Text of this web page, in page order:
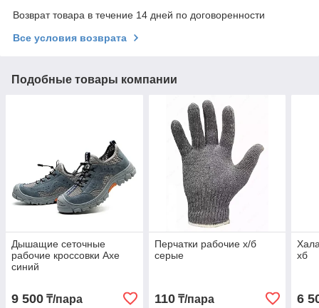
Возврат товара в течение 14 дней по договоренности
Все условия возврата
Подобные товары компании
Дышащие сеточные
рабочие кроссовки Axe
синий
9 500 ₸/пара
Перчатки рабочие х/б
серые
110₸/пара
хб
6